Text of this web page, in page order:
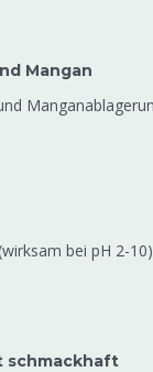
Mangan
bei pH 2-10)
schmackhaft